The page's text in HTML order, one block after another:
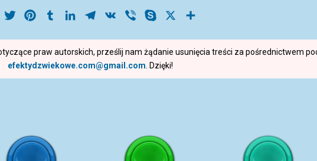
Facebook
Twitter PinterestTumblrLinkedInTelegram
VK Viber Skype
praw autorskich, prześlij nam żądanie usunięcia treści za pośrednictwem
efektydzwiekowe.com@gmail.com . Dzięki!